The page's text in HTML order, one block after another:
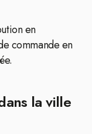
en
commande en
la ville